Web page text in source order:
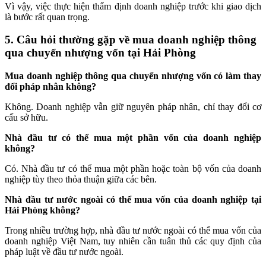
Vì vậy, việc thực hiện thẩm định doanh nghiệp trước khi giao dịch
là bước rất quan trọng.
5. Câu hỏi thường gặp về mua doanh nghiệp thông
qua chuyển nhượng vốn tại Hải Phòng
Mua doanh nghiệp thông qua chuyển nhượng vốn có làm thay
đổi pháp nhân không?
Không. Doanh nghiệp vẫn giữ nguyên pháp nhân, chỉ thay đổi cơ
cấu sở hữu.
Nhà đầu tư có thể mua một phần vốn của doanh nghiệp
không?
Có. Nhà đầu tư có thể mua một phần hoặc toàn bộ vốn của doanh
nghiệp tùy theo thỏa thuận giữa các bên.
Nhà đầu tư nước ngoài có thể mua vốn của doanh nghiệp tại
Hải Phòng không?
Trong nhiều trường hợp, nhà đầu tư nước ngoài có thể mua vốn của
doanh nghiệp Việt Nam, tuy nhiên cần tuân thủ các quy định của
pháp luật về đầu tư nước ngoài.